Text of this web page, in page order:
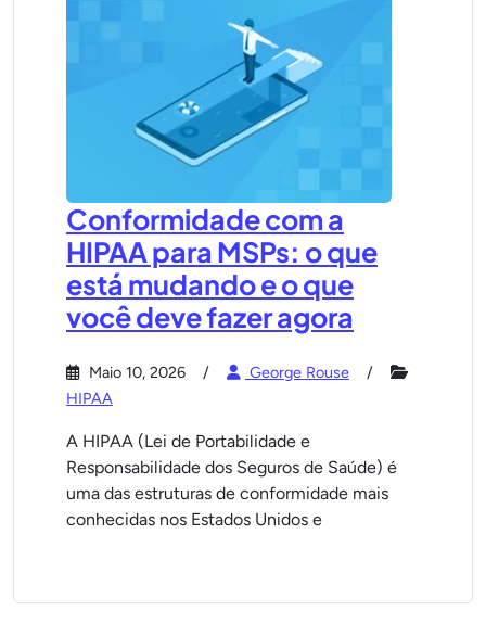
Conformidade com a
HIPAA para MSPs: o que
está mudando e o que
você deve fazer agora
Maio 10, 2026
George Rouse
HIPAA
A HIPAA (Lei de Portabilidade e
Responsabilidade dos Seguros de Saúde) é
uma das estruturas de conformidade mais
conhecidas nos Estados Unidos e